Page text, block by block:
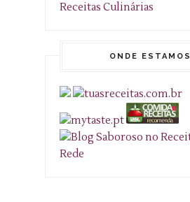
Receitas Culinárias
ONDE ESTAMOS